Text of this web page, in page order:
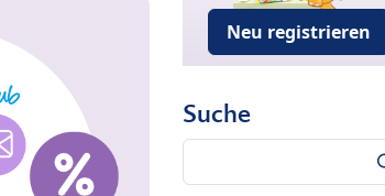
Neu registrieren
Suche